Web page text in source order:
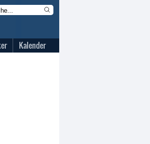
Kalender